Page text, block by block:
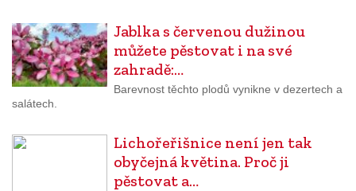
Jablka s červenou dužinou
můžete pěstovat i na své
zahradě:…
Barevnost těchto plodů vynikne v dezertech a
salátech.
Lichořeřišnice není jen tak
obyčejná květina. Proč ji
pěstovat a…